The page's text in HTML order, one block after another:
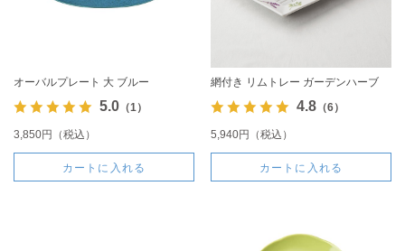
オーバルプレート 大 ブルー
5.0（1）
3,850円（税込）
カートに入れる
網付き リムトレー ガーデンハーブ
4.8（6）
5,940円（税込）
カートに入れる